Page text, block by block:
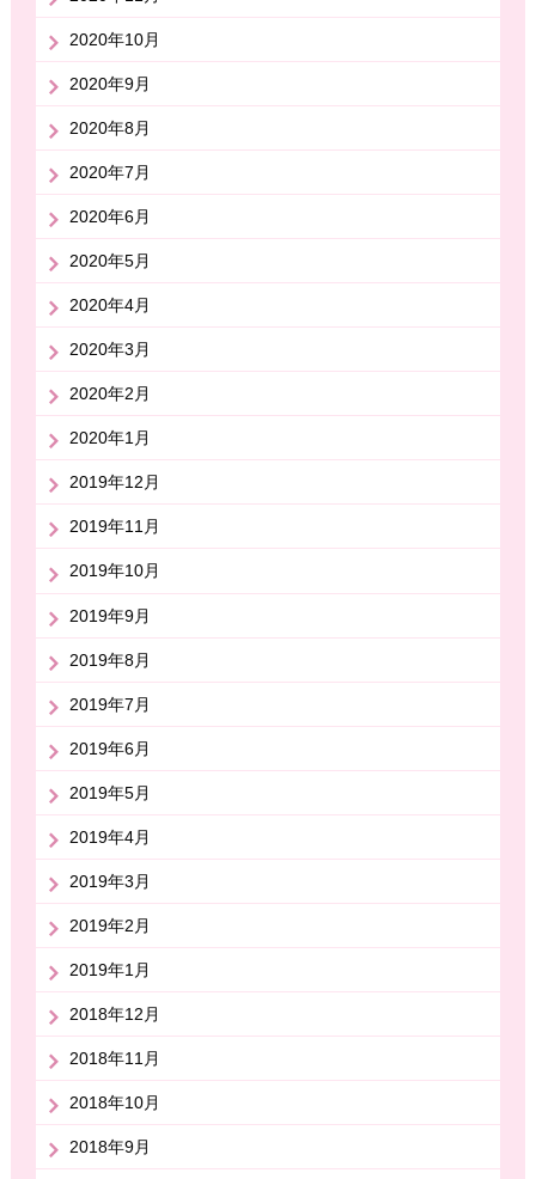
2020年10月
2020年9月
2020年8月
2020年7月
2020年6月
2020年5月
2020年4月
2020年3月
2020年2月
2020年1月
2019年12月
2019年11月
2019年10月
2019年9月
2019年8月
2019年7月
2019年6月
2019年5月
2019年4月
2019年3月
2019年2月
2019年1月
2018年12月
2018年11月
2018年10月
2018年9月